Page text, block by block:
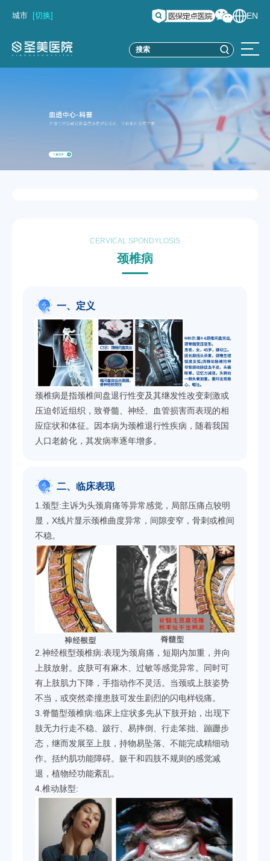
城市 [切换] EN
CERVICAL SPONDYLOSIS
颈椎病
一、定义
颈椎病是指颈椎间盘退行性变及其继发性改变刺激或
压迫邻近组织，致脊髓、神经、血管损害而表现的相
应症状和体征。因本病为颈椎退行性疾病，随着我国
人口老龄化，其发病率逐年增多。
二、临床表现
1.颈型:主诉为头颈肩痛等异常感觉，局部压痛点较明
显，X线片显示颈椎曲度异常，间隙变窄，骨刺或椎间
不稳。
2.神经根型颈椎病:表现为颈肩痛，短期内加重，并向
上肢放射。皮肤可有麻木、过敏等感觉异常。同时可
有上肢肌力下降，手指动作不灵活。当颈或上肢姿势
不当，或突然牵撞患肢可发生剧烈的闪电样锐痛。
3.脊髓型颈椎病:临床上症状多先从下肢开始，出现下
肢无力行走不稳、跛行、易摔倒、行走笨拙、蹦跚步
态，继而发展至上肢，持物易坠落、不能完成精细动
作。括约肌功能障碍。躯干和四肢不规则的感觉减
退，植物经功能紊乱。
4.椎动脉型: